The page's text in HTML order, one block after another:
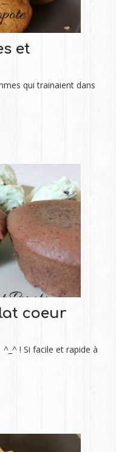
et
qui trainaient dans
coeur
! Si facile et rapide à